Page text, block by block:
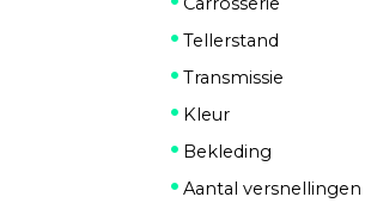
Tellerstand
Transmissie
Kleur
Bekleding
Aantal versnellingen